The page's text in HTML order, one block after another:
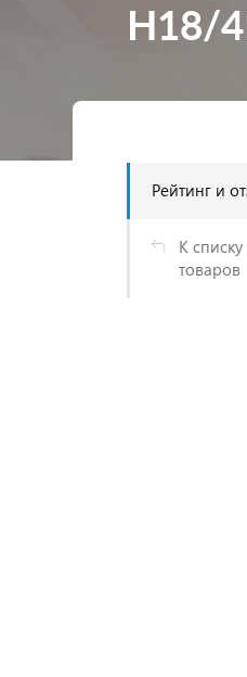
H18/
Рейтинг и
К списку
товаров